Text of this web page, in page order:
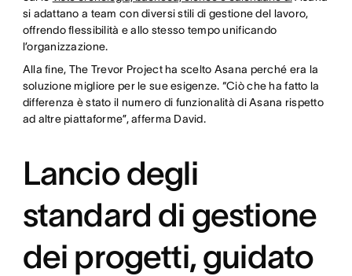
si adattano a team con diversi stili di gestione del lavoro,
offrendo flessibilità e allo stesso tempo unificando
l’organizzazione.
Alla fine, The Trevor Project ha scelto Asana perché era la
soluzione migliore per le sue esigenze. “Ciò che ha fatto la
differenza è stato il numero di funzionalità di Asana rispetto
ad altre piattaforme”, afferma David.
Lancio degli
standard di gestione
dei progetti, guidato